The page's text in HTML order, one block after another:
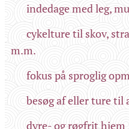
🫧 indedage med leg,
🫧 cykelture til skov,
m.m.
🫧 fokus på sproglig
🫧 besøg af eller ture
🫧 dyre- og røgfrit hjem